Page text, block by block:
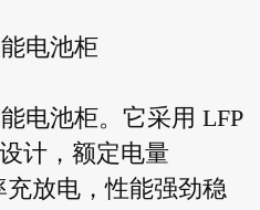
电池柜
电池柜。它采用 LFP
计，额定电量
充放电，性能强劲稳